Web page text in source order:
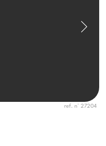
ref. n° 27204